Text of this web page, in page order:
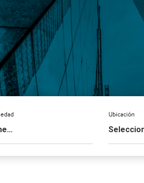
Ubicación